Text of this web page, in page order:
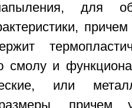
для
смолу и
или
причем